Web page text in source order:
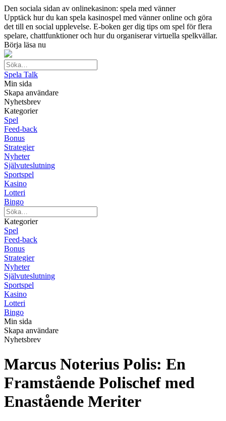
Den sociala sidan av onlinekasinon: spela med vänner
Upptäck hur du kan spela kasinospel med vänner online och göra
det till en social upplevelse. E-boken ger dig tips om spel för flera
spelare, chattfunktioner och hur du organiserar virtuella spelkvällar.
Börja läsa nu
Spela Talk
Min sida
Skapa användare
Nyhetsbrev
Kategorier
Spel
Feed-back
Bonus
Strategier
Nyheter
Självuteslutning
Sportspel
Kasino
Lotteri
Bingo
Kategorier
Spel
Feed-back
Bonus
Strategier
Nyheter
Självuteslutning
Sportspel
Kasino
Lotteri
Bingo
Min sida
Skapa användare
Nyhetsbrev
Marcus Noterius Polis: En
Framstående Polischef med
Enastående Meriter